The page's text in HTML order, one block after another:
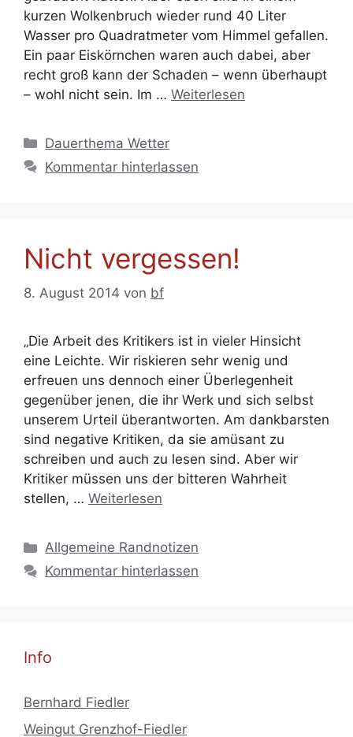
kurzen Wolkenbruch wieder rund 40 Liter
Wasser pro Quadratmeter vom Himmel gefallen.
Ein paar Eiskörnchen waren auch dabei, aber
recht groß kann der Schaden – wenn überhaupt
– wohl nicht sein. Im … Weiterlesen
Kategorien
Dauerthema Wetter
Kommentar hinterlassen
Nicht vergessen!
8. August 2014 von bf
„Die Arbeit des Kritikers ist in vieler Hinsicht
eine Leichte. Wir riskieren sehr wenig und
erfreuen uns dennoch einer Überlegenheit
gegenüber jenen, die ihr Werk und sich selbst
unserem Urteil überantworten. Am dankbarsten
sind negative Kritiken, da sie amüsant zu
schreiben und auch zu lesen sind. Aber wir
Kritiker müssen uns der bitteren Wahrheit
stellen, … Weiterlesen
Kategorien
Allgemeine Randnotizen
Kommentar hinterlassen
Info
Bernhard Fiedler
Weingut Grenzhof-Fiedler